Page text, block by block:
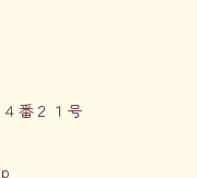
番２１号